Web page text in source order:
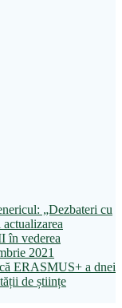
„Dezbateri cu
în vederea
2021
ERASMUS+ a dnei
de științe